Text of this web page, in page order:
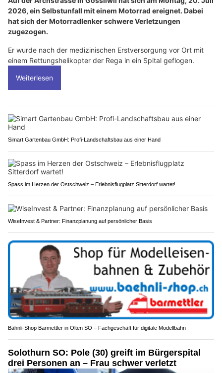
2026, ein Selbstunfall mit einem Motorrad ereignet. Dabei
hat sich der Motorradlenker schwere Verletzungen
zugezogen.
Er wurde nach der medizinischen Erstversorgung vor Ort mit
einem Rettungshelikopter der Rega in ein Spital geflogen.
Weiterlesen
Simart Gartenbau GmbH: Profi-Landschaftsbau aus einer Hand
Spass im Herzen der Ostschweiz – Erlebnisflugplatz Sitterdorf wartet!
WiseInvest & Partner: Finanzplanung auf persönlicher Basis
Bähnli-Shop Barmettler in Olten SO – Fachgeschäft für digitale Modellbahn
Solothurn SO: Pole (30) greift im Bürgerspital
drei Personen an – Frau schwer verletzt